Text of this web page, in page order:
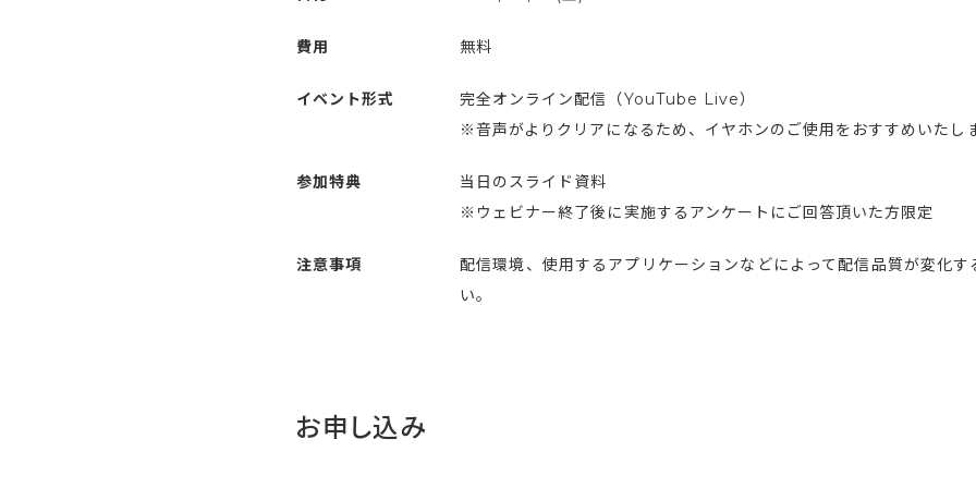
費用 無料
イベント形式
完全オンライン配信（YouTube Live）
※音声がよりクリアになるため、イヤホンのご使用をおすすめいたし
参加特典
当日のスライド資料
※ウェビナー終了後に実施するアンケートにご回答頂いた方限定
注意事項
配信環境、使用するアプリケーションなどによって配信品質が変化
い。
お申し込み